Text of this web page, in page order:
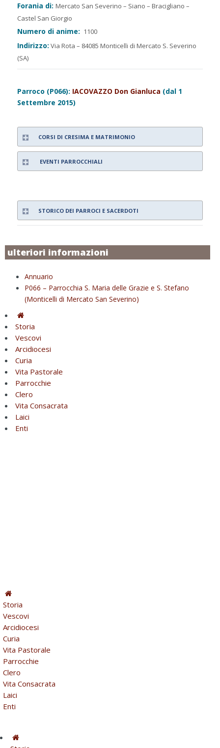
Forania di: Mercato San Severino – Siano – Bracigliano –
Castel San Giorgio
Numero di anime: 1100
Indirizzo: Via Rota – 84085 Monticelli di Mercato S. Severino
(SA)
Parroco (P066): IACOVAZZO Don Gianluca (dal 1
Settembre 2015)
CORSI DI CRESIMA E MATRIMONIO
EVENTI PARROCCHIALI
STORICO DEI PARROCI E SACERDOTI
ulteriori informazioni
Annuario
P066 – Parrocchia S. Maria delle Grazie e S. Stefano
(Monticelli di Mercato San Severino)
Storia
Vescovi
Arcidiocesi
Curia
Vita Pastorale
Parrocchie
Clero
Vita Consacrata
Laici
Enti
Storia
Vescovi
Arcidiocesi
Curia
Vita Pastorale
Parrocchie
Clero
Vita Consacrata
Laici
Enti